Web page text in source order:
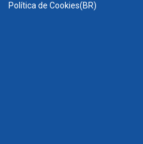
Política de Cookies(BR)